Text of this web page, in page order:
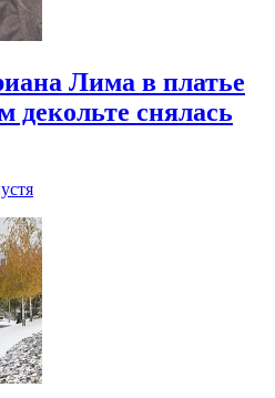
Лима в платье
декольте снялась